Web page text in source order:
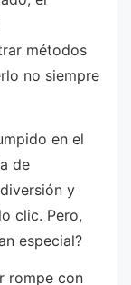
métodos
no siempre
en el
de
y
clic. Pero,
especial?
rompe con